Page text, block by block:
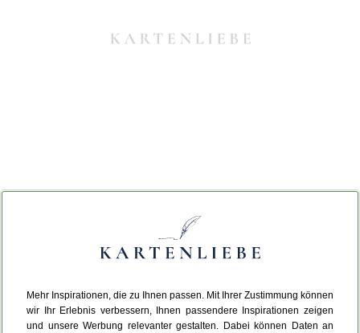
Mehr Inspirationen, die zu Ihnen passen. Mit Ihrer Zustimmung können
wir Ihr Erlebnis verbessern, Ihnen passendere Inspirationen zeigen
und unsere Werbung relevanter gestalten. Dabei können Daten an
Da ist etwas schiefgelaufen.